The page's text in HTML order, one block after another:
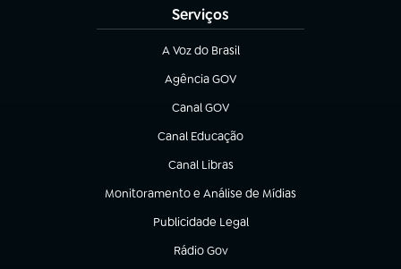
Serviços
A Voz do Brasil
(abre em nova aba)
Agência GOV
(abre em nova aba)
Canal GOV
(abre em nova aba)
Canal Educação
(abre em nova aba)
Canal Libras
(abre em nova aba)
Monitoramento e Análise de Mídias
(abre em nova aba)
Publicidade Legal
(abre em nova aba)
Rádio Gov
(abre em nova aba)